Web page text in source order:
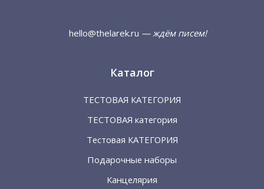
hello@thelarek.ru — ждём писем!
Каталог
ТЕСТОВАЯ КАТЕГОРИЯ
ТЕСТОВАЯ категория
Тестовая КАТЕГОРИЯ
Подарочные наборы
Канцелярия